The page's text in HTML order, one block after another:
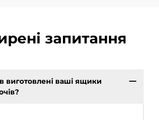
запитання
виготовлені ваші ящики